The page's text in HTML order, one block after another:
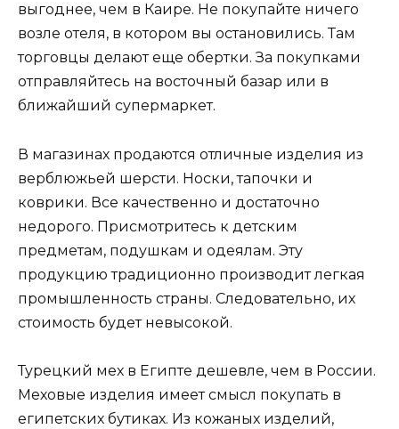
выгоднее, чем в Каире. Не покупайте ничего
возле отеля, в котором вы остановились. Там
торговцы делают еще обертки. За покупками
отправляйтесь на восточный базар или в
ближайший супермаркет.
В магазинах продаются отличные изделия из
верблюжьей шерсти. Носки, тапочки и
коврики. Все качественно и достаточно
недорого. Присмотритесь к детским
предметам, подушкам и одеялам. Эту
продукцию традиционно производит легкая
промышленность страны. Следовательно, их
стоимость будет невысокой.
Турецкий мех в Египте дешевле, чем в России.
Меховые изделия имеет смысл покупать в
египетских бутиках. Из кожаных изделий,